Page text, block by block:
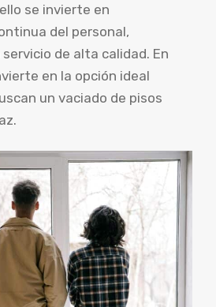
se invierte en
del personal,
de alta calidad. En
en la opción ideal
un vaciado de pisos